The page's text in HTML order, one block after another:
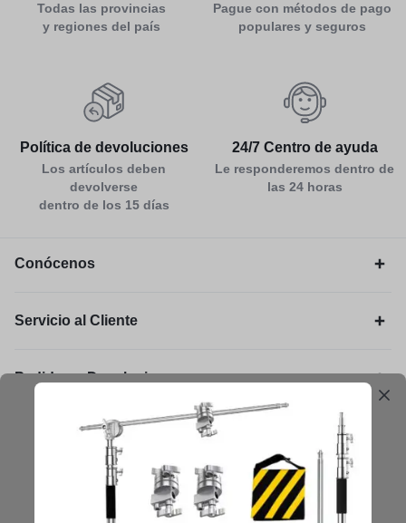
Todas las provincias
y regiones del país
Pague con métodos de pago
populares y seguros
Política de devoluciones
Los artículos deben
devolverse
dentro de los 15 días
24/7 Centro de ayuda
Le responderemos dentro de
las 24 horas
Conócenos
Servicio al Cliente
Pedidos y Devoluciones
Mantengámonos en contacto